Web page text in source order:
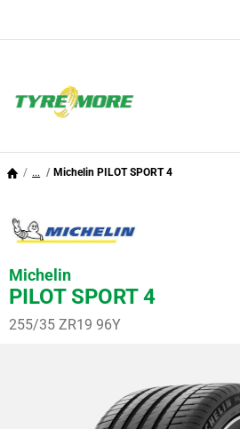
... Michelin PILOT SPORT 4
Michelin
PILOT SPORT 4
255/35 ZR19 96Y